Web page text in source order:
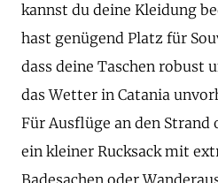
kannst du deine Kleidung
hast genügend Platz für
dass deine Taschen robust
das Wetter in Catania
Für Ausflüge an den Strand
ein kleiner Rucksack mit